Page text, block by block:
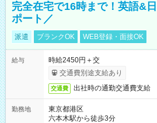
完全在宅で16時まで！英語&
ポート／
派遣 ブランクOK WEB登録・面接OK
給与
時給2450円＋交
交通費別途支給あり
交通費 出社時の通勤交通費支給
勤務地
東京都港区
六本木駅から徒歩3分